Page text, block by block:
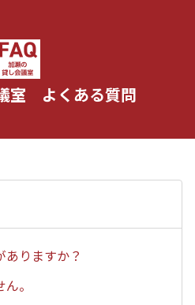
室 よくある質問
りますか？
。